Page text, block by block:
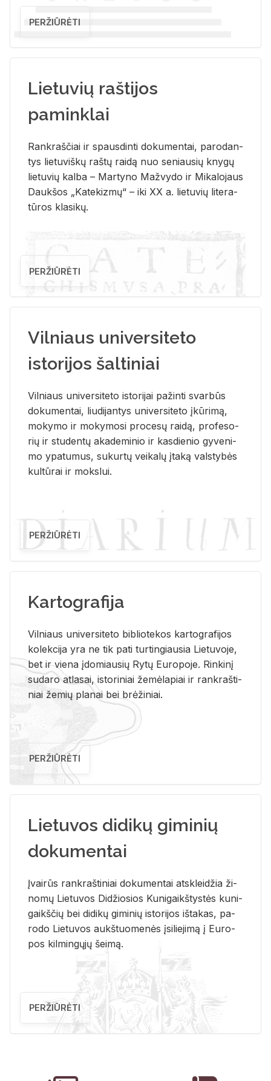
PERŽIŪRĖTI
Lietuvių raštijos
paminklai
Rank­raš­čiai ir spaus­din­ti do­ku­men­tai, pa­ro­dan­
tys lie­tu­viš­kų raš­tų rai­dą nuo se­niau­sių kny­gų
lie­tu­vių kal­ba – Mar­ty­no Ma­žvy­do ir Mi­ka­lo­jaus
Dauk­šos „Ka­te­kiz­mų“ – iki XX a. lie­tu­vių li­te­ra­
tū­ros kla­si­kų.
PERŽIŪRĖTI
Vilniaus universiteto
istorijos šaltiniai
Vil­niaus uni­ver­si­te­to is­to­ri­jai pa­žin­ti svar­būs
do­ku­men­tai, liu­di­jan­tys uni­ver­si­te­to įkū­ri­mą,
mo­ky­mo ir mo­ky­mo­si pro­ce­sų rai­dą, pro­fe­so­
rių ir stu­den­tų aka­de­mi­nio ir kas­die­nio gy­ve­ni­
mo ypa­tu­mus, su­kur­tų vei­ka­lų įta­ką vals­ty­bės
kul­tū­rai ir moks­lui.
PERŽIŪRĖTI
Kartografija
Vil­niaus uni­ver­si­te­to bi­b­lio­te­kos kar­to­gra­fi­jos
ko­lek­ci­ja yra ne tik pati tur­tin­giau­sia Lie­tu­vo­je,
bet ir vie­na įdo­miau­sių Rytų Eu­ro­po­je. Rin­ki­nį
su­da­ro at­la­sai, is­to­ri­niai že­mė­la­piai ir rank­raš­ti­
niai že­mių pla­nai bei brė­ži­niai.
PERŽIŪRĖTI
Lietuvos didikų giminių
dokumentai
Įvai­rūs rank­raš­ti­niai do­ku­men­tai at­sklei­džia ži­
no­mų Lie­tu­vos Di­džio­sios Ku­ni­gaikš­tys­tės ku­ni­
gaikš­čių bei di­di­kų gi­mi­nių is­to­ri­jos iš­ta­kas, pa­
ro­do Lie­tu­vos aukš­tuo­me­nės įsi­lie­ji­mą į Eu­ro­
pos kil­min­gų­jų šei­mą.
PERŽIŪRĖTI